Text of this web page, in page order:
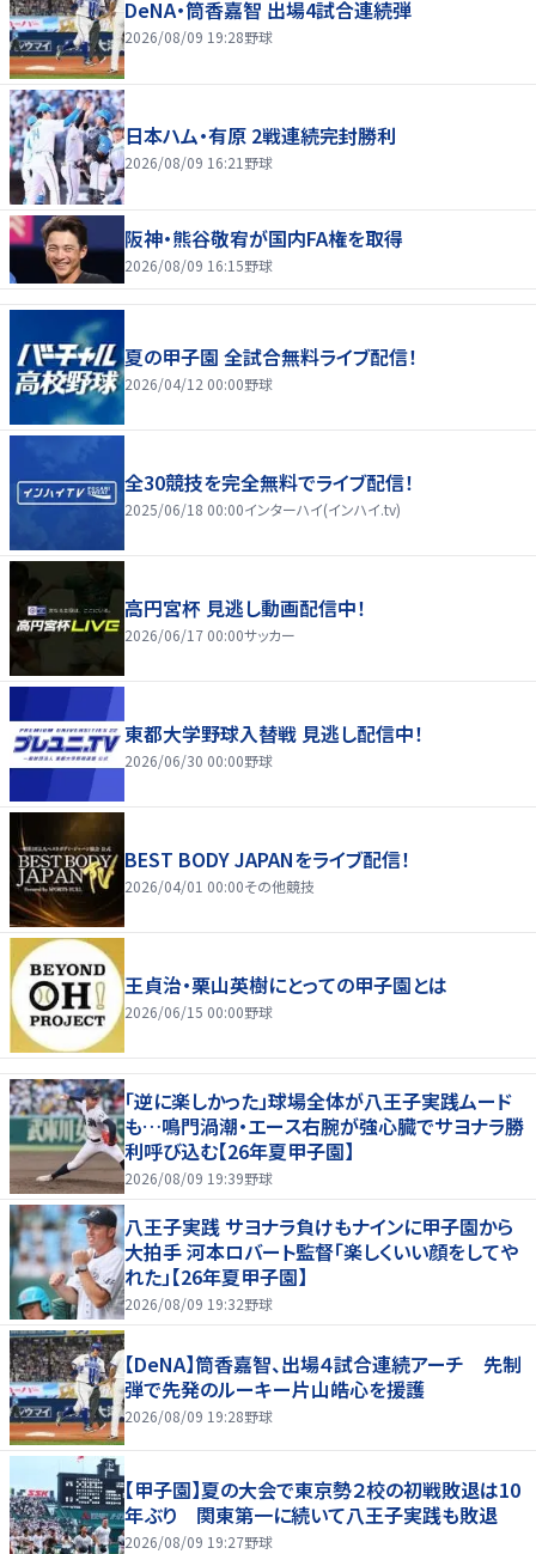
DeNA・筒香嘉智 出場4試合連続弾
2026/08/09 19:28野球
日本ハム・有原 2戦連続完封勝利
2026/08/09 16:21 野球
阪神・熊谷敬宥が国内FA権を取得
2026/08/09 16:15野球
夏の甲子園 全試合無料ライブ配信！
2026/04/12 00:00野球
全30競技を完全無料でライブ配信！
2025/06/18 00:00インターハイ(インハイ.tv)
高円宮杯 見逃し動画配信中！
2026/06/17 00:00サッカー
東都大学野球入替戦 見逃し配信中！
2026/06/30 00:00野球
BEST BODY JAPANをライブ配信！
2026/04/01 00:00その他競技
王貞治・栗山英樹にとっての甲子園とは
2026/06/15 00:00野球
「逆に楽しかった」球場全体が八王子実践ムード
も…鳴門渦潮・エース右腕が強心臓でサヨナラ勝
利呼び込む【26年夏甲子園】
2026/08/09 19:39野球
八王子実践 サヨナラ負けもナインに甲子園から
大拍手 河本ロバート監督「楽しくいい顔をしてや
れた」【26年夏甲子園】
2026/08/09 19:32野球
【DeNA】筒香嘉智、出場４試合連続アーチ 先制
弾で先発のルーキー片山皓心を援護
2026/08/09 19:28野球
【甲子園】夏の大会で東京勢２校の初戦敗退は10
年ぶり 関東第一に続いて八王子実践も敗退
2026/08/09 19:27野球